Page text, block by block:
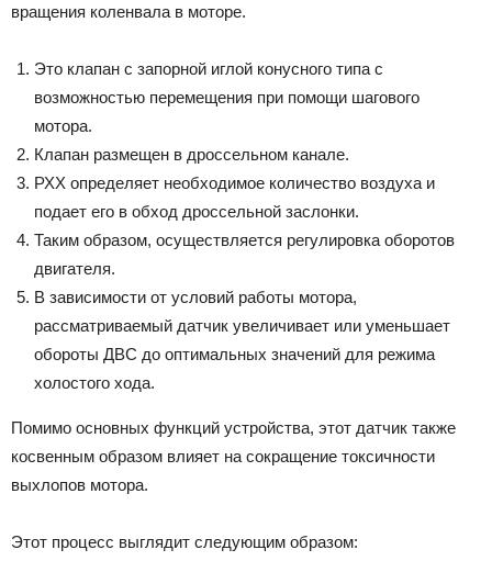
вращения коленвала в моторе.
Это клапан с запорной иглой конусного типа с
возможностью перемещения при помощи шагового
мотора.
Клапан размещен в дроссельном канале.
РХХ определяет необходимое количество воздуха и
подает его в обход дроссельной заслонки.
Таким образом, осуществляется регулировка оборотов
двигателя.
В зависимости от условий работы мотора,
рассматриваемый датчик увеличивает или уменьшает
обороты ДВС до оптимальных значений для режима
холостого хода.
Помимо основных функций устройства, этот датчик также
косвенным образом влияет на сокращение токсичности
выхлопов мотора.
Этот процесс выглядит следующим образом: